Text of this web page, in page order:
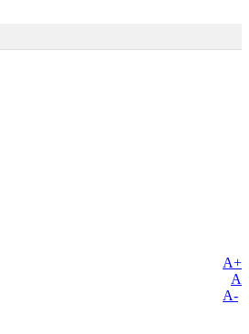
A+
A
A-